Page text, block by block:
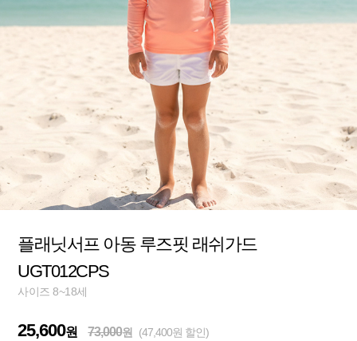
플래닛서프 아동 루즈핏 래쉬가드
UGT012CPS
사이즈 8~18세
25,600원 73,000원 (47,400원 할인)